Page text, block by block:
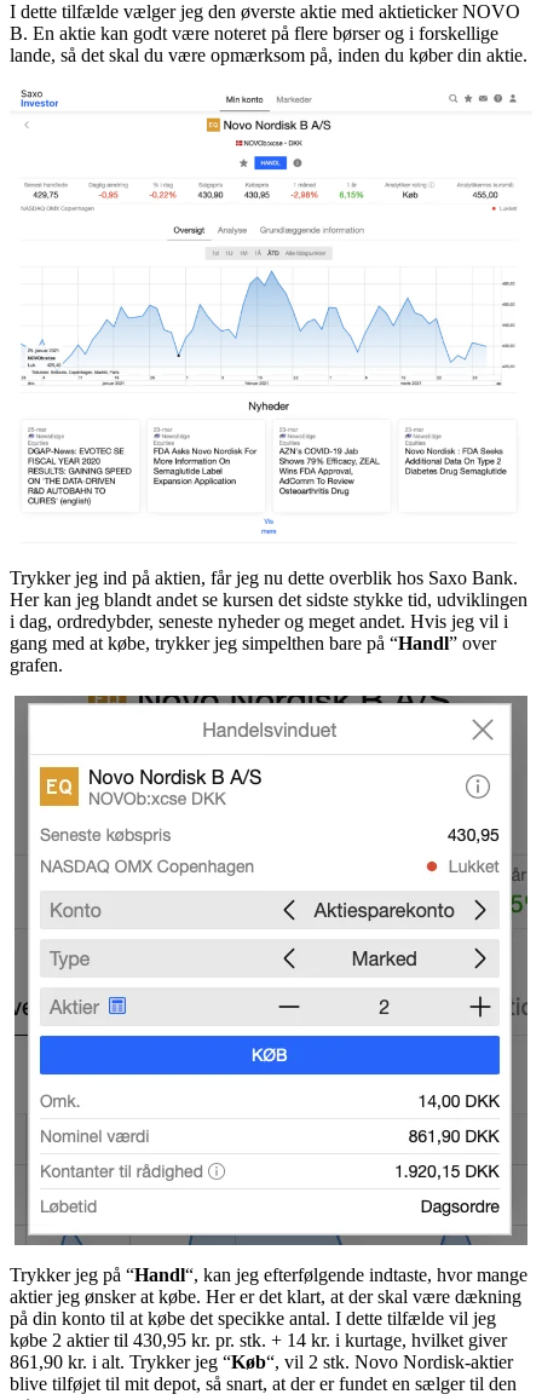
I dette tilfælde vælger jeg den øverste aktie med aktieticker NOVO
B. En aktie kan godt være noteret på flere børser og i forskellige
lande, så det skal du være opmærksom på, inden du køber din aktie.
Trykker jeg ind på aktien, får jeg nu dette overblik hos Saxo Bank.
Her kan jeg blandt andet se kursen det sidste stykke tid, udviklingen
i dag, ordredybder, seneste nyheder og meget andet. Hvis jeg vil i
gang med at købe, trykker jeg simpelthen bare på “Handl” over
grafen.
Trykker jeg på “Handl“, kan jeg efterfølgende indtaste, hvor mange
aktier jeg ønsker at købe. Her er det klart, at der skal være dækning
på din konto til at købe det specikke antal. I dette tilfælde vil jeg
købe 2 aktier til 430,95 kr. pr. stk. + 14 kr. i kurtage, hvilket giver
861,90 kr. i alt. Trykker jeg “Køb“, vil 2 stk. Novo Nordisk-aktier
blive tilføjet til mit depot, så snart, at der er fundet en sælger til den